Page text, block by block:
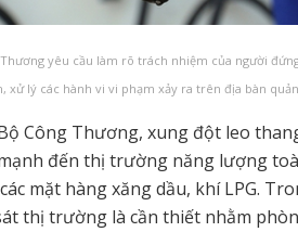
Thương yêu cầu làm rõ trách nhiệm của người
xử lý các hành vi vi phạm xảy ra trên địa bàn
Công Thương, xung đột leo
đến thị trường năng lượng
mặt hàng xăng dầu, khí LPG.
thị trường là cần thiết nhằm